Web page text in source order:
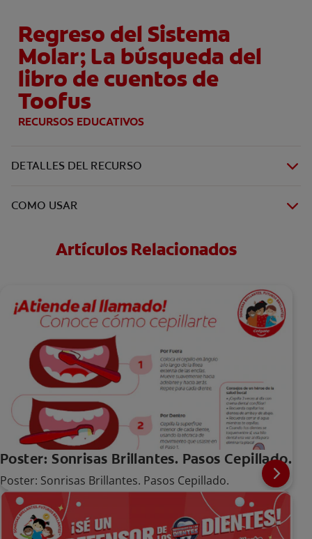
Regreso del Sistema
Molar; La búsqueda del
libro de cuentos de
Toofus
RECURSOS EDUCATIVOS
DETALLES DEL RECURSO
COMO USAR
Artículos Relacionados
Poster: Sonrisas Brillantes. Pasos Cepillado.
Poster: Sonrisas Brillantes. Pasos Cepillado.